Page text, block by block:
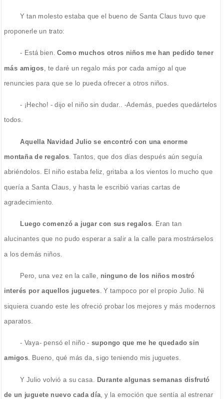
Y tan molesto estaba que el bueno de Santa Claus tuvo que
proponerle un trato:
- Está bien. Como muchos otros niños me han pedido tener
más amigos , te daré un regalo más por cada amigo al que
renuncies para que se lo pueda ofrecer a otros niños.
- ¡Hecho! - dijo el niño sin dudar.. -Además, puedes quedártelos
todos.
Aquella Navidad Julio se encontró con una enorme
montaña de regalos . Tantos, que dos días después aún seguía
abriéndolos. El niño estaba feliz, gritaba a los vientos lo mucho que
quería a Santa Claus, y hasta le escribió varias cartas de
agradecimiento.
Luego comenzó a jugar con sus regalos . Eran tan
alucinantes que no pudo esperar a salir a la calle para mostrárselos
a los demás niños.
Pero, una vez en la calle, ninguno de los niños mostró
interés por aquellos juguetes . Y tampoco por el propio Julio. Ni
siquiera cuando este les ofreció probar los mejores y más modernos
aparatos.
- Vaya- pensó el niño - supongo que me he quedado sin
amigos. Bueno, qué más da, sigo teniendo mis juguetes.
Y Julio volvió a su casa. Durante algunas semanas disfrutó
de un juguete nuevo cada día , y la emoción que sentía al estrenar